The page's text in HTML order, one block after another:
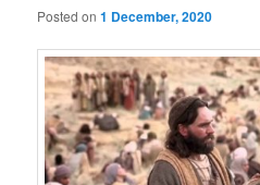
Posted on1 December, 2020